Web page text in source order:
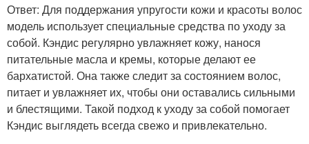
Ответ: Для поддержания упругости кожи и красоты волос
модель использует специальные средства по уходу за
собой. Кэндис регулярно увлажняет кожу, нанося
питательные масла и кремы, которые делают ее
бархатистой. Она также следит за состоянием волос,
питает и увлажняет их, чтобы они оставались сильными
и блестящими. Такой подход к уходу за собой помогает
Кэндис выглядеть всегда свежо и привлекательно.